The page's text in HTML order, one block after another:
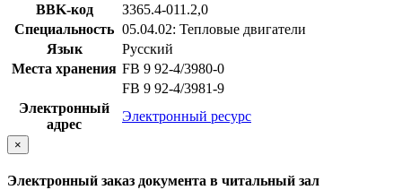
BBK-код
З365.4-011.2,0
Специальность 05.04.02: Тепловые двигатели
Язык
Русский
Места хранения FB 9 92-4/3980-0
FB 9 92-4/3981-9
Электронный
адрес
Электронный ресурс
×
Электронный заказ документа в читальный зал